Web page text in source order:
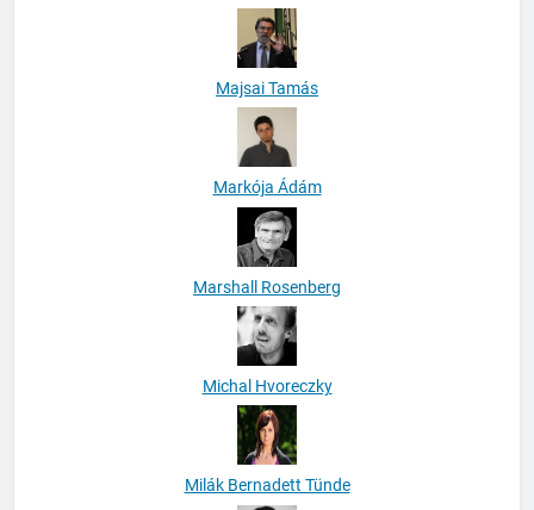
Majsai Tamás
Markója Ádám
Marshall Rosenberg
Michal Hvoreczky
Milák Bernadett Tünde